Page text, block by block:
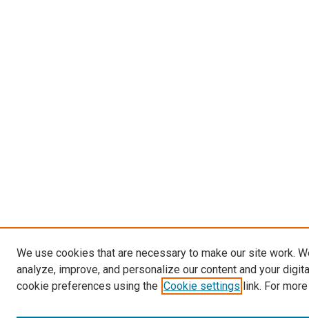
We use cookies that are necessary to make our site work.
analyze, improve, and personalize our content and your
cookie preferences using the Cookie settings link. For